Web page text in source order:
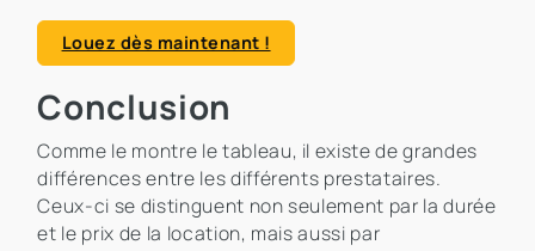
Louez dès maintenant !
Conclusion
Comme le montre le tableau, il existe de grandes
différences entre les différents prestataires.
Ceux-ci se distinguent non seulement par la durée
et le prix de la location, mais aussi par